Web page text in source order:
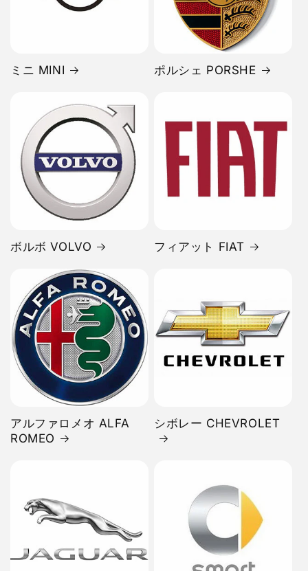
ミニ MINI ポルシェ PORSHE
ボルボ VOLVO フィアット FIAT
アルファロメオ ALFA
ROMEO
シボレー CHEVROLET